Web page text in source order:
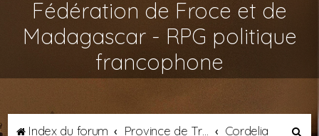
Fédération de Froce et de
Madagascar - RPG politique
francophone
Index du forum Province de Transalpie Cordelia